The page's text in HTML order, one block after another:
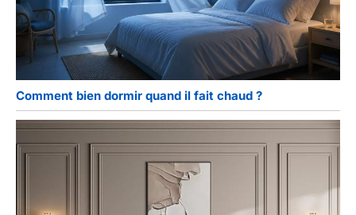
Comment bien dormir quand il fait chaud ?